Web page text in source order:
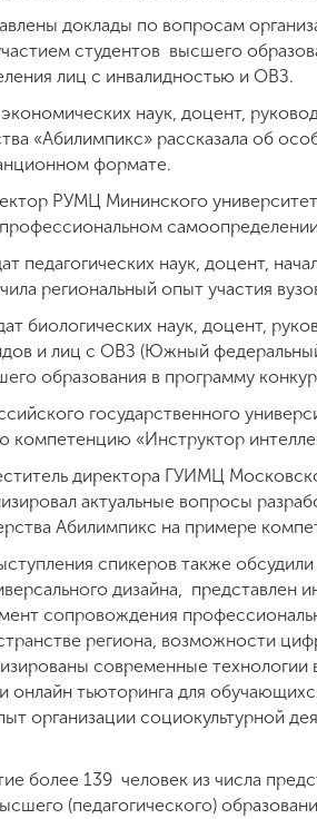
доклады по вопросам
студентов высшего
лиц с инвалидностью и ОВЗ.
наук, доцент,
«Абилимпикс» рассказала об
формате.
РУМЦ Мининского
педагогических наук, доцент,
региональный опыт участия
биологических наук, доцент,
и лиц с ОВЗ (Южный
образования в программу
государственного
«Инструктор
директора ГУИМЦ
актуальные вопросы
Абилимпикс на примере
спикеров также
дизайна, представлен
сопровождения
региона, возможности
современные
тьюторинга для
организации социокультурной
более 139 человек из числа
(педагогического)